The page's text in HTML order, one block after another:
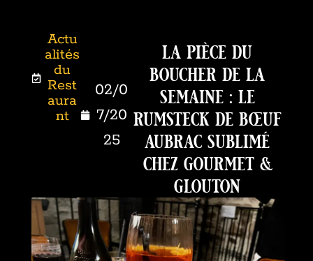
Actu
alités
du
Rest
aura
nt
02/0
7/20
25
la pièce du
boucher de la
semaine : le
rumsteck de bœuf
aubrac sublimé
chez gourmet &
glouton